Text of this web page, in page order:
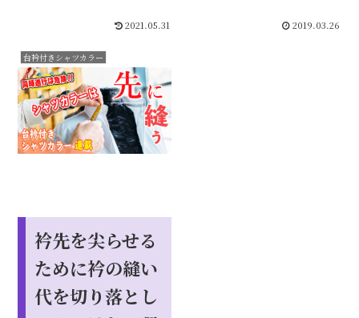
2021.05.31 2019.03.26
台衿付きシャツカラー
衿先を尖らせる
ために衿の縫い
代を切り落とし